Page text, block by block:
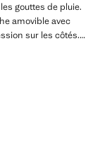
gouttes de pluie.
amovible avec
sur les côtés.